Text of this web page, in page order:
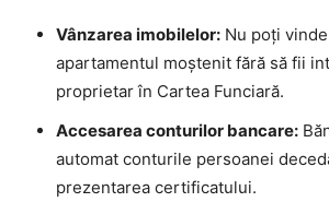
Vânzarea imobilelor: Nu poți
apartamentul moștenit fără să fii
proprietar în Cartea Funciară.
Accesarea conturilor bancare:
automat conturile persoanei
prezentarea certificatului.